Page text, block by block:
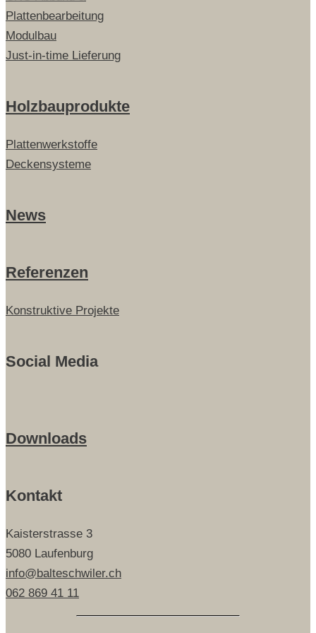
Plattenbearbeitung
Modulbau
Just-in-time Lieferung
Holzbauprodukte
Plattenwerkstoffe
Deckensysteme
News
Referenzen
Konstruktive Projekte
Social Media
Downloads
Kontakt
Kaisterstrasse 3
5080 Laufenburg
info@balteschwiler.ch
062 869 41 11